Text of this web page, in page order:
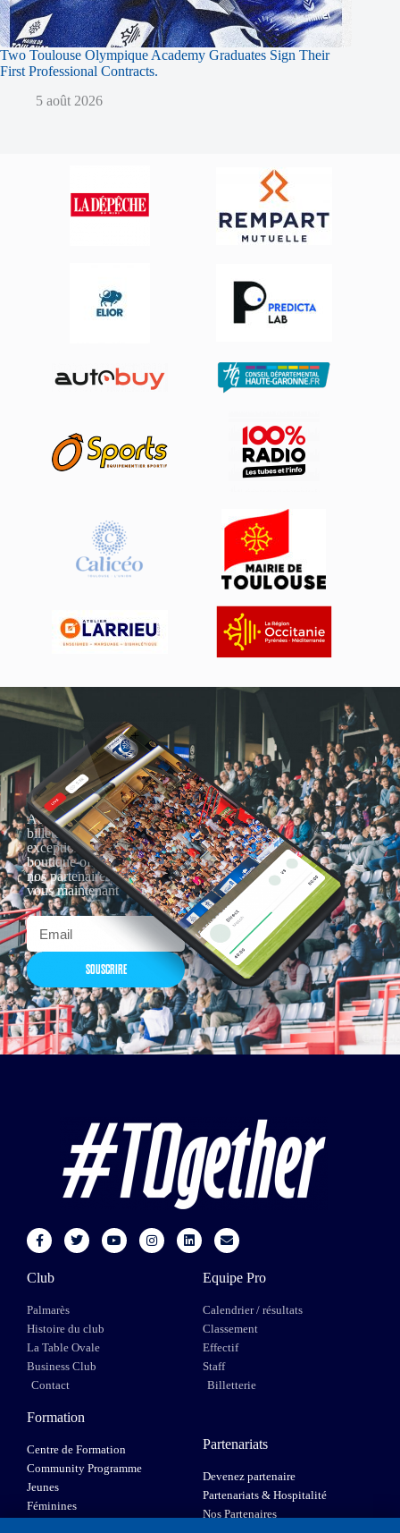
Two Toulouse Olympique Academy Graduates Sign Their
First Professional Contracts.
5 août 2026
Actualités, nouveautés,
billetterie, remises
exceptionnelles dans la
boutique officielles & chez
nos partenaires… Inscrivez-
vous maintenant
SOUSCRIRE
Club
Palmarès
Histoire du club
La Table Ovale
Business Club
Contact
Equipe Pro
Calendrier / résultats
Classement
Effectif
Staff
Billetterie
Formation
Centre de Formation
Community Programme
Jeunes
Féminines
Partenariats
Devenez partenaire
Partenariats & Hospitalité
Nos Partenaires